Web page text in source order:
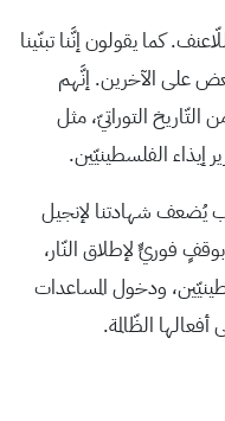
كما يقولون إنَّنا تبنّينا
على الآخرين. إنَّهم
التوراتيّ، مثل
إيذاء الفلسطينيّين.
يُضعف شهادتنا لإنجيل
فوريٍّ لإطلاق النّار،
ودخول المساعدات
الظّالمة.